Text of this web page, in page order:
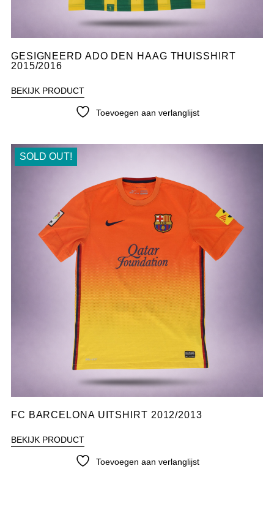
GESIGNEERD ADO DEN HAAG THUISSHIRT
2015/2016
BEKIJK PRODUCT
Toevoegen aan verlanglijst
SOLD OUT!
FC BARCELONA UITSHIRT 2012/2013
BEKIJK PRODUCT
Toevoegen aan verlanglijst